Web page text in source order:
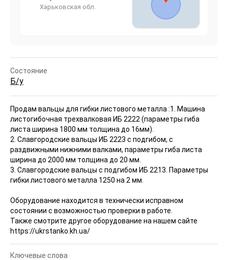
Харьковская обл.
Состояние
Б/у
Продам вальцы для гибки листового металла :1. Машина
листогибочная трехвалковая ИБ 2222 (параметры гиба
листа ширина 1800 мм толщина до 16мм).
2. Славгородские вальцы ИБ 2223 с подгибом, с
раздвижными нижними валками, параметры гиба листа
ширина до 2000 мм толщина до 20 мм.
3. Славгородские вальцы с подгибом ИБ 2213. Параметры
гибки листового металла 1250 на 2 мм.
Оборудование находится в технически исправном
состоянии с возможностью проверки в работе.
Также смотрите другое оборудование на нашем сайте
https://ukrstanko.kh.ua/
Ключевые слова